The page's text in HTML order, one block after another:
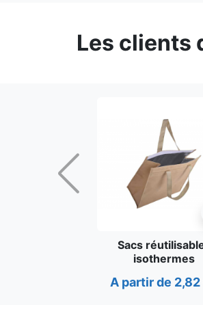
Les clients
Précédent
Sacs
isothermes
A partir de 2,82